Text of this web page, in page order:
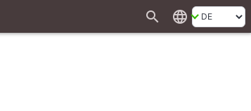
search language